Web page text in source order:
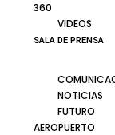
360
VIDEOS
SALA DE PRENSA
NOTICIAS
FUTURO
AEROPUERTO